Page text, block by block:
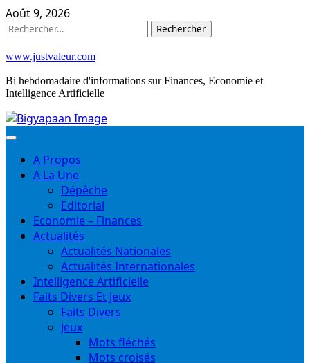
Skip
to
Août 9, 2026
Rechercher :
www.justvaleur.com
Bi hebdomadaire d'informations sur Finances, Economie et
Intelligence Artificielle
A Propos
A La Une
Dépêche
Editorial
Economie – Finances
Actualités
Actualités Nationales
Actualités Internationales
Intelligence Artificielle
Faits Divers Et Jeux
Faits Divers
Jeux
Mots fléchés
Mots croisés